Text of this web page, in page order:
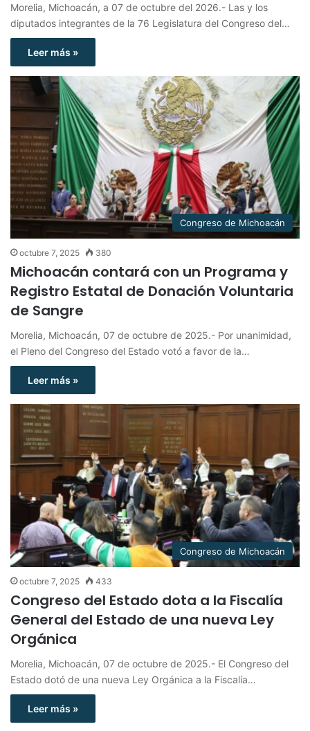
Morelia, Michoacán, a 07 de octubre del 2026.- Las y los
diputados integrantes de la 76 Legislatura del Congreso del…
Leer más »
Congreso de Michoacán
octubre 7, 2025 380
Michoacán contará con un Programa y
Registro Estatal de Donación Voluntaria
de Sangre
Morelia, Michoacán, 07 de octubre de 2025.- Por unanimidad,
el Pleno del Congreso del Estado votó a favor de la…
Leer más »
Congreso de Michoacán
octubre 7, 2025 433
Congreso del Estado dota a la Fiscalía
General del Estado de una nueva Ley
Orgánica
Morelia, Michoacán, 07 de octubre de 2025.- El Congreso del
Estado dotó de una nueva Ley Orgánica a la Fiscalía…
Leer más »